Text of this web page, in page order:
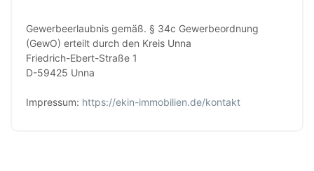
Gewerbeerlaubnis gemäß. § 34c Gewerbeordnung
(GewO) erteilt durch den Kreis Unna
Friedrich-Ebert-Straße 1
D-59425 Unna
Impressum: https://ekin-immobilien.de/kontakt